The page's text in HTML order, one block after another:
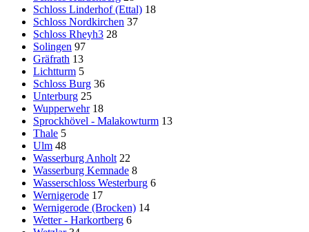
Schloss Linderhof (Ettal) 18
Schloss Nordkirchen 37
Schloss Rheyh3 28
Solingen 97
Gräfrath 13
Lichtturm 5
Schloss Burg 36
Unterburg 25
Wupperwehr 18
Sprockhövel - Malakowturm 13
Thale 5
Ulm 48
Wasserburg Anholt 22
Wasserburg Kemnade 8
Wasserschloss Westerburg 6
Wernigerode 17
Wernigerode (Brocken) 14
Wetter - Harkortberg 6